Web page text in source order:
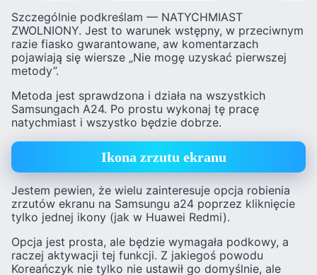
Szczególnie podkreślam — NATYCHMIAST
ZWOLNIONY. Jest to warunek wstępny, w przeciwnym
razie fiasko gwarantowane, aw komentarzach
pojawiają się wiersze „Nie mogę uzyskać pierwszej
metody”.
Metoda jest sprawdzona i działa na wszystkich
Samsungach A24. Po prostu wykonaj tę pracę
natychmiast i wszystko będzie dobrze.
Ikona zrzutu ekranu
Jestem pewien, że wielu zainteresuje opcja robienia
zrzutów ekranu na Samsungu a24 poprzez kliknięcie
tylko jednej ikony (jak w Huawei Redmi).
Opcja jest prosta, ale będzie wymagała podkowy, a
raczej aktywacji tej funkcji. Z jakiegoś powodu
Koreańczyk nie tylko nie ustawił go domyślnie, ale